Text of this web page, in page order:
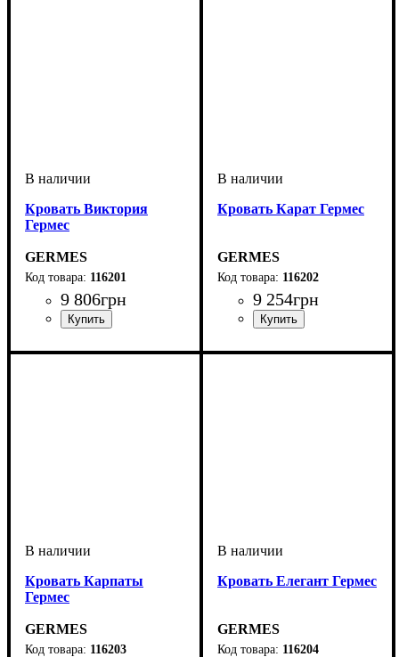
Кровать Виктория
Гермес
GERMES
116201
9 806грн
Кровать Карат Гермес
GERMES
116202
9 254грн
Кровать Карпаты
Гермес
GERMES
116203
Кровать Елегант Гермес
GERMES
116204